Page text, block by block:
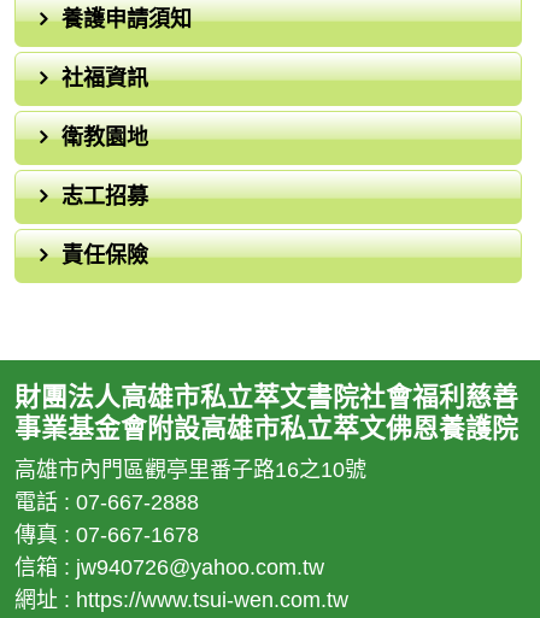
養護申請須知
社福資訊
衛教園地
志工招募
責任保險
財團法人高雄市私立萃文書院社會福利慈善
事業基金會附設高雄市私立萃文佛恩養護院
高雄市內門區觀亭里番子路16之10號
電話 : 07-667-2888
傳真 : 07-667-1678
信箱 : jw940726@yahoo.com.tw
網址 : https://www.tsui-wen.com.tw